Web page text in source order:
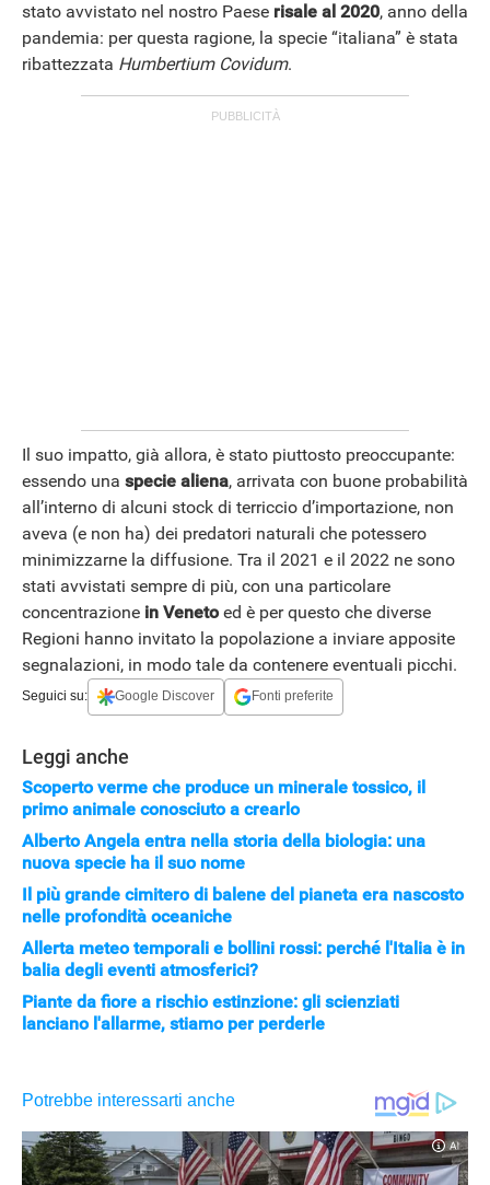
APPLE
stato avvistato nel nostro Paese risale al 2020, anno della
pandemia: per questa ragione, la specie “italiana” è stata
ribattezzata Humbertium Covidum.
Il suo impatto, già allora, è stato piuttosto preoccupante:
essendo una specie aliena, arrivata con buone probabilità
all’interno di alcuni stock di terriccio d’importazione, non
aveva (e non ha) dei predatori naturali che potessero
minimizzarne la diffusione. Tra il 2021 e il 2022 ne sono
stati avvistati sempre di più, con una particolare
concentrazione in Venetoed è per questo che diverse
Regioni hanno invitato la popolazione a inviare apposite
segnalazioni, in modo tale da contenere eventuali picchi.
Seguici su: Google Discover Fonti preferite
Leggi anche
Scoperto verme che produce un minerale tossico, il
primo animale conosciuto a crearlo
Alberto Angela entra nella storia della biologia: una
nuova specie ha il suo nome
Il più grande cimitero di balene del pianeta era nascosto
nelle profondità oceaniche
Allerta meteo temporali e bollini rossi: perché l'Italia è in
balia degli eventi atmosferici?
Piante da fiore a rischio estinzione: gli scienziati
lanciano l'allarme, stiamo per perderle